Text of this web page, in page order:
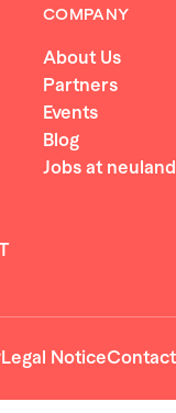
COMPANY
About Us
Partners
Events
Blog
Jobs at neuland
Legal NoticeContact